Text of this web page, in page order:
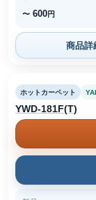
〜 600円
商品詳
ホットカーペット
YWD-181F(T)